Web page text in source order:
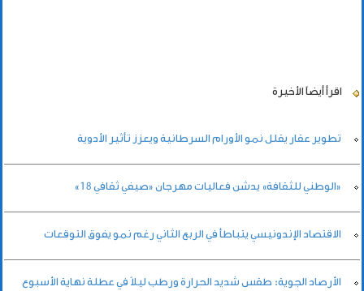
اقرأ أيضاً الأخيرة
تطوير عقار يقلل نمو الأورام السرطانية ويعزز تأثير الأدوية
«الوطني للثقافة» يدشن فعاليات مهرجان «صيفي ثقافي 18»
الاقتصاد الإندونيسي يتباطأ في الربع الثاني رغم نمو يفوق التوقعات
الأرصاد الجوية: طقس شديد الحرارة ورطب ليلاً في عطلة نهاية الأسبوع